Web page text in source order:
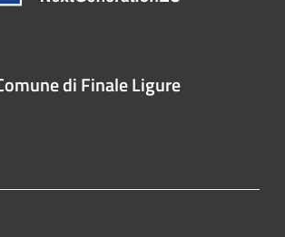
di Finale Ligure